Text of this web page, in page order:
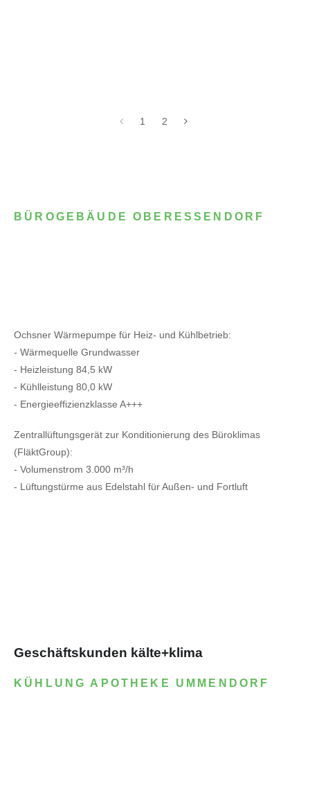
1 2
BÜROGEBÄUDE OBERESSENDORF
Ochsner Wärmepumpe für Heiz- und Kühlbetrieb:
- Wärmequelle Grundwasser
- Heizleistung 84,5 kW
- Kühlleistung 80,0 kW
- Energieeffizienzklasse A+++
Zentrallüftungsgerät zur Konditionierung des Büroklimas
(FläktGroup):
- Volumenstrom 3.000 m³/h
- Lüftungstürme aus Edelstahl für Außen- und Fortluft
Geschäftskunden kälte+klima
KÜHLUNG APOTHEKE UMMENDORF